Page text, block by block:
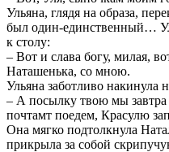
Ульяна, глядя на образа,
был один-единственный…
к столу:
– Вот и слава богу, милая,
Наташенька, со мною.
Ульяна заботливо накинула
– А посылку твою мы
почтамт поедем, Красулю
Она мягко подтолкнула
прикрыла за собой